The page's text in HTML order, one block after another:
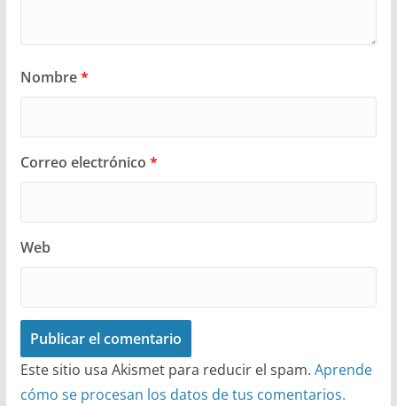
Nombre*
Correo electrónico *
Web
Este sitio usa Akismet para reducir el spam. Aprende
cómo se procesan los datos de tus comentarios.